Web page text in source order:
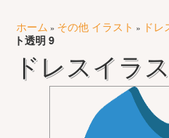
ホーム » その他 イラスト » ドレ
ト透明 9
ドレスイラ